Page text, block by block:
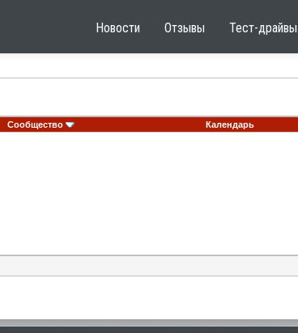
Новости Отзывы Тест-драйвы
Сообщество Календарь